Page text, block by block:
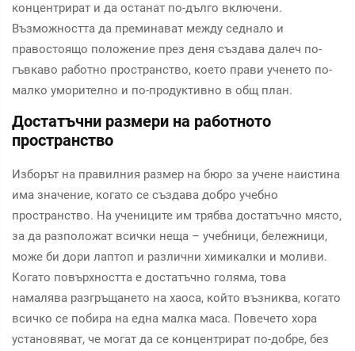
концентрират и да останат по-дълго включени.
Възможността да преминават между седнало и
правостоящо положение през деня създава далеч по-
гъвкаво работно пространство, което прави ученето по-
малко уморително и по-продуктивно в общ план.
Достатъчни размери на работното
пространство
Изборът на правилния размер на бюро за учене наистина
има значение, когато се създава добро учебно
пространство. На учениците им трябва достатъчно място,
за да разположат всички неща – учебници, бележници,
може би дори лаптоп и различни химикалки и моливи.
Когато повърхността е достатъчно голяма, това
намалява разгръщането на хаоса, който възниква, когато
всичко се побира на една малка маса. Повечето хора
установяват, че могат да се концентрират по-добре, без